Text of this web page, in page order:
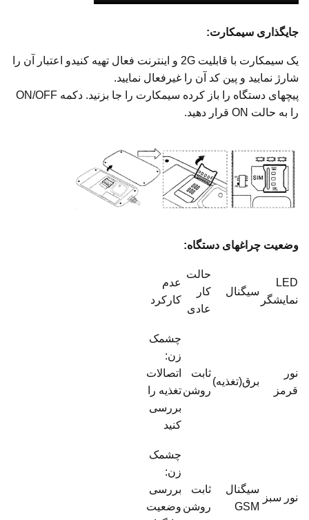
جایگذاری سیمکارت:
یک سیمکارت با قابلیت 2G و اینترنت فعال تهیه کنیدو اعتبار آن را
شارژ نمایید و پین کد آن را غیرفعال نمایید.
پیچهای دستگاه را باز کرده سیمکارت را جا بزنید. دکمه ON/OFF
را به حالت ON قرار دهید.
وضعیت چراغهای دستگاه:
LED
نمایشگر
سیگنال
حالت
کار
عادی
عدم
کارکرد
نور
قرمز
برق(تغذیه)
ثابت
روشن
چشمک
زن:
اتصالات
تغذیه را
بررسی
کنید
نور سبز
سیگنال
GSM
ثابت
روشن
چشمک
زن:
بررسی
وضعیت